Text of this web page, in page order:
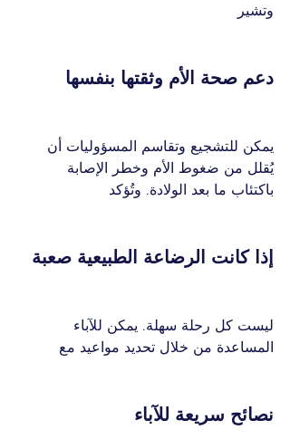
وتشير
دعم صحة الأم وثقتها بنفسها
يمكن للتشجيع وتقاسم المسؤوليات أن
يُقلل من ضغوط الأم وخطر الإصابة
باكتئاب ما بعد الولادة. وتُؤكد
إذا كانت الرضاعة الطبيعية صعبة
ليست كل رحلة سهلة. يمكن للآباء
المساعدة من خلال تحديد مواعيد مع
نصائح سريعة للآباء